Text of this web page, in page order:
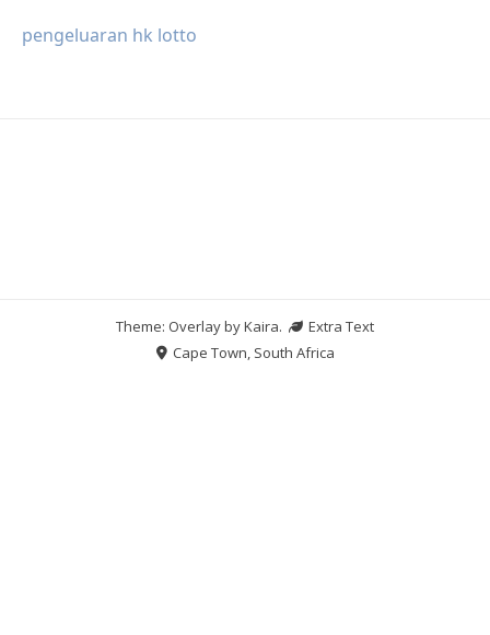
pengeluaran hk lotto
Theme: Overlay byKaira.
Extra Text
Cape Town, South Africa